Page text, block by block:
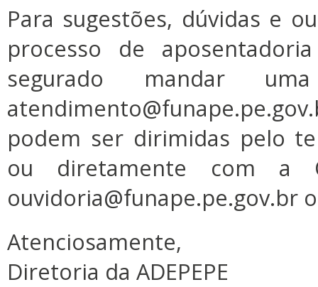
Para sugestões, dúvidas e
processo de
segurado mandar
podem ser dirimidas pelo
ou diretamente com a
ouvidoria@funape.pe.gov.br
Atenciosamente,
Diretoria da ADEPEPE